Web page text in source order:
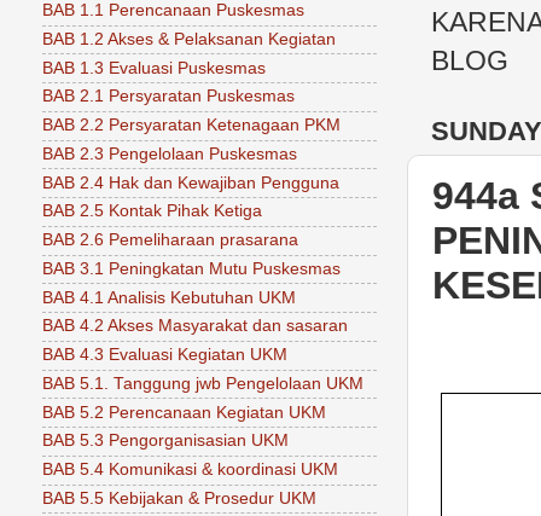
BLOG
944a
BAB 1.1 Perencanaan Puskesmas
BAB 1.2 Akses & Pelaksanan Kegiatan
BAB 1.3 Evaluasi Puskesmas
BAB 2.1 Persyaratan Puskesmas
BAB 2.2 Persyaratan Ketenagaan PKM
BAB 2.3 Pengelolaan Puskesmas
BAB 2.4 Hak dan Kewajiban Pengguna
BAB 2.5 Kontak Pihak Ketiga
BAB 2.6 Pemeliharaan prasarana
BAB 3.1 Peningkatan Mutu Puskesmas
BAB 4.1 Analisis Kebutuhan UKM
BAB 4.2 Akses Masyarakat dan sasaran
BAB 4.3 Evaluasi Kegiatan UKM
BAB 5.1. Tanggung jwb Pengelolaan UKM
BAB 5.2 Perencanaan Kegiatan UKM
BAB 5.3 Pengorganisasian UKM
BAB 5.4 Komunikasi & koordinasi UKM
BAB 5.5 Kebijakan & Prosedur UKM